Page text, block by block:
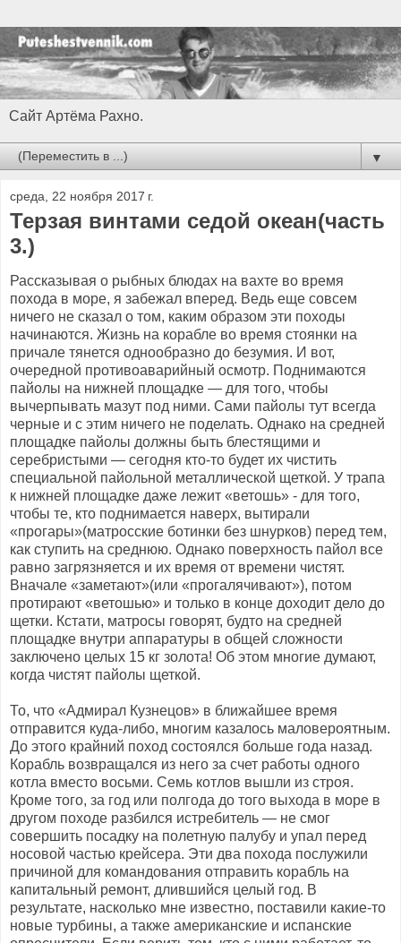
Сайт Артёма Рахно.
▼
среда, 22 ноября 2017 г.
Терзая винтами седой океан(часть
3.)
Рассказывая о рыбных блюдах на вахте во время
похода в море, я забежал вперед. Ведь еще совсем
ничего не сказал о том, каким образом эти походы
начинаются. Жизнь на корабле во время стоянки на
причале тянется однообразно до безумия. И вот,
очередной противоаварийный осмотр. Поднимаются
пайолы на нижней площадке — для того, чтобы
вычерпывать мазут под ними. Сами пайолы тут всегда
черные и с этим ничего не поделать. Однако на средней
площадке пайолы должны быть блестящими и
серебристыми — сегодня кто-то будет их чистить
специальной пайольной металлической щеткой. У трапа
к нижней площадке даже лежит «ветошь» - для того,
чтобы те, кто поднимается наверх, вытирали
«прогары»(матросские ботинки без шнурков) перед тем,
как ступить на среднюю. Однако поверхность пайол все
равно загрязняется и их время от времени чистят.
Вначале «заметают»(или «прогалячивают»), потом
протирают «ветошью» и только в конце доходит дело до
щетки. Кстати, матросы говорят, будто на средней
площадке внутри аппаратуры в общей сложности
заключено целых 15 кг золота! Об этом многие думают,
когда чистят пайолы щеткой.
То, что «Адмирал Кузнецов» в ближайшее время
отправится куда-либо, многим казалось маловероятным.
До этого крайний поход состоялся больше года назад.
Корабль возвращался из него за счет работы одного
котла вместо восьми. Семь котлов вышли из строя.
Кроме того, за год или полгода до того выхода в море в
другом походе разбился истребитель — не смог
совершить посадку на полетную палубу и упал перед
носовой частью крейсера. Эти два похода послужили
причиной для командования отправить корабль на
капитальный ремонт, длившийся целый год. В
результате, насколько мне известно, поставили какие-то
новые турбины, а также американские и испанские